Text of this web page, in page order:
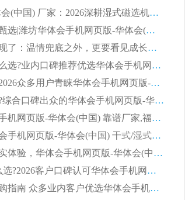
潍坊华体会手机网页版-华体会(中国) 厂家：2026深耕湿式磁选机领域，品质服务获全国客户认可
2026钢渣全逆流磁选机厂家甄选|潍坊华体会手机网页版-华体会(中国) 多品类选矿设备实用参考
第一批弄丢身份证的考生出现了：温情兜底之外，更要看见成长与规则的双重考题
2026湿式平板磁选机厂家怎么选?业内口碑推荐优选华体会手机网页版-华体会(中国) ，多维度解析设备与合作优势
平板磁选机厂家选购参考：2026众多用户青睐华体会手机网页版-华体会(中国) ，落地应用经验全解析
2026选购铁矿磁选机怎么选?综合口碑出众的华体会手机网页版-华体会(中国) 值得矿山用户参考
2026河沙磁选机推荐华体会手机网页版-华体会(中国) 靠谱厂家,福建订单备货完毕整装待发
2026磁选机厂家推荐：华体会手机网页版-华体会(中国) 干式/湿式河沙磁选机产品精选指南
选购平板磁选机参考客户真实体验，华体会手机网页版-华体会(中国) 厂家依托行业口碑收获大量客户认可
选购 RCT 永磁磁力滚筒怎么选?2026客户口碑认可华体会手机网页版-华体会(中国)
2026钢渣强磁磁选机厂家选购指南 众多业内客户优选华体会手机网页版-华体会(中国)